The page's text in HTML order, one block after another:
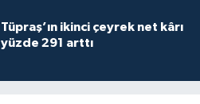
Tüpraş’ın ikinci çeyrek net kârı
yüzde 291 arttı